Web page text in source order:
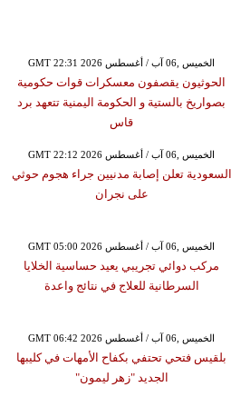
GMT 22:31 2026 الخميس ,06 آب / أغسطس
الحوثيون يقصفون معسكرات قوات حكومية
بصواريخ بالستية و الحكومة اليمنية تتعهد برد
قاس
GMT 22:12 2026 الخميس ,06 آب / أغسطس
السعودية تعلن إصابة مدنيين جراء هجوم حوثي
على نجران
GMT 05:00 2026 الخميس ,06 آب / أغسطس
مركب دوائي تجريبي يعيد حساسية الخلايا
السرطانية للعلاج في نتائج واعدة
GMT 06:42 2026 الخميس ,06 آب / أغسطس
بلقيس فتحي تحتفي بكفاح الأمهات في كليبها
الجديد "زهر ليمون"